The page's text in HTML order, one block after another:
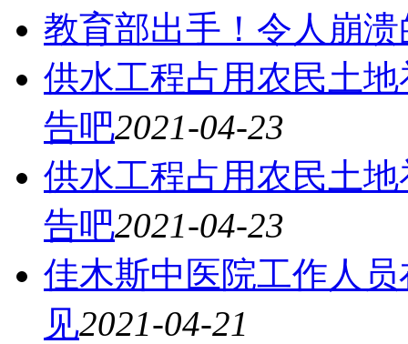
教育部出手！令人崩
供水工程占用农民土
告吧2021-04-23
供水工程占用农民土
告吧2021-04-23
佳木斯中医院工作人
见2021-04-21